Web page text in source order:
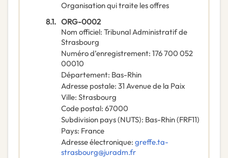
Organisation qui traite les offres
8.1. ORG-0002
Nom officiel: Tribunal Administratif de
Strasbourg
Numéro d’enregistrement: 176 700 052
00010
Département: Bas-Rhin
Adresse postale: 31 Avenue de la Paix
Ville: Strasbourg
Code postal: 67000
Subdivision pays (NUTS): Bas-Rhin(FRF11)
Pays: France
Adresse électronique: greffe.ta-
strasbourg@juradm.fr